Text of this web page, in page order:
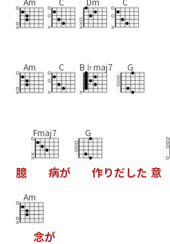
Am C B♭maj7 G
臆
Fmaj7
病が
G
作りだした 意
Am
念が